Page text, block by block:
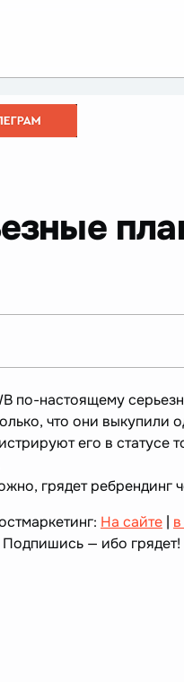
по-настоящему
что они выкупили
его в статусе
грядет ребрендинг
На сайте |
Подпишись — ибо грядет!